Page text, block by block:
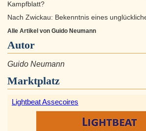
Kampfblatt?
Nach Zwickau: Bekenntnis eines
Alle Artikel von Guido Neumann
Autor
Guido Neumann
Marktplatz
Lightbeat Assecoires